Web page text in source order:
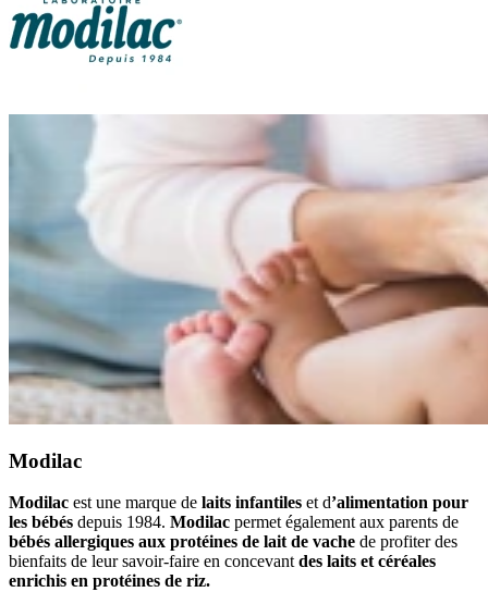
Modilac
Modilac est une marque de laits infantiles et d’alimentation pour
les bébés depuis 1984. Modilac permetégalementaux parents de
bébés allergiques aux protéines de lait de vache de profiter des
bienfaits de leur savoir-faire en concevantdes laits et céréales
enrichis en protéines de riz.